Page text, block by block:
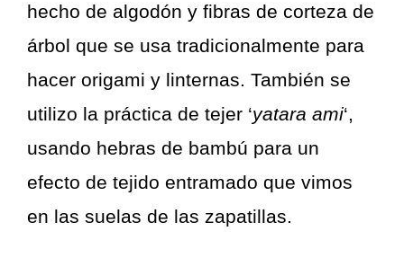
hecho de algodón y fibras de corteza de
árbol que se usa tradicionalmente para
hacer origami y linternas. También se
utilizo la práctica de tejer ‘yatara ami‘,
usando hebras de bambú para un
efecto de tejido entramado que vimos
en las suelas de las zapatillas.